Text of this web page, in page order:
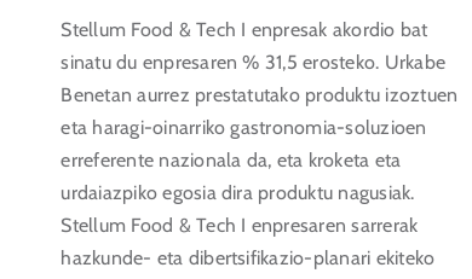
Stellum Food & Tech I enpresak akordio bat
sinatu du enpresaren % 31,5 erosteko. Urkabe
Benetan aurrez prestatutako produktu izoztuen
eta haragi-oinarriko gastronomia-soluzioen
erreferente nazionala da, eta kroketa eta
urdaiazpiko egosia dira produktu nagusiak.
Stellum Food & Tech I enpresaren sarrerak
hazkunde- eta dibertsifikazio-planari ekiteko